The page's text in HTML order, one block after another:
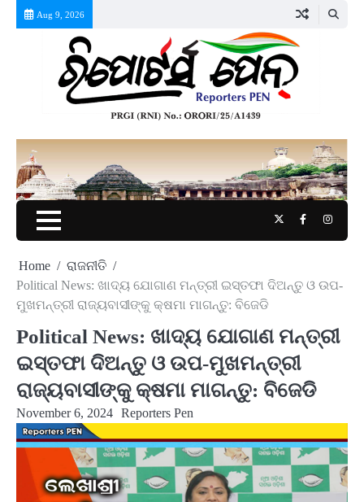
Aug 9, 2026
TwitterFacebook
Home
ରାଜନୀତି
Political News: ଖାଦ୍ୟ ଯୋଗାଣ ମନ୍ତ୍ରୀ ଇସ୍ତଫା ଦିଅନ୍ତୁ ଓ ଉପ-
ମୁଖମନ୍ତ୍ରୀ ରାଜ୍ୟବାସୀଙ୍କୁ କ୍ଷମା ମାଗନ୍ତୁ: ବିଜେଡି
Political News: ଖାଦ୍ୟ ଯୋଗାଣ ମନ୍ତ୍ରୀ
ଇସ୍ତଫା ଦିଅନ୍ତୁ ଓ ଉପ-ମୁଖମନ୍ତ୍ରୀ
ରାଜ୍ୟବାସୀଙ୍କୁ କ୍ଷମା ମାଗନ୍ତୁ: ବିଜେଡି
November 6, 2024 Reporters Pen